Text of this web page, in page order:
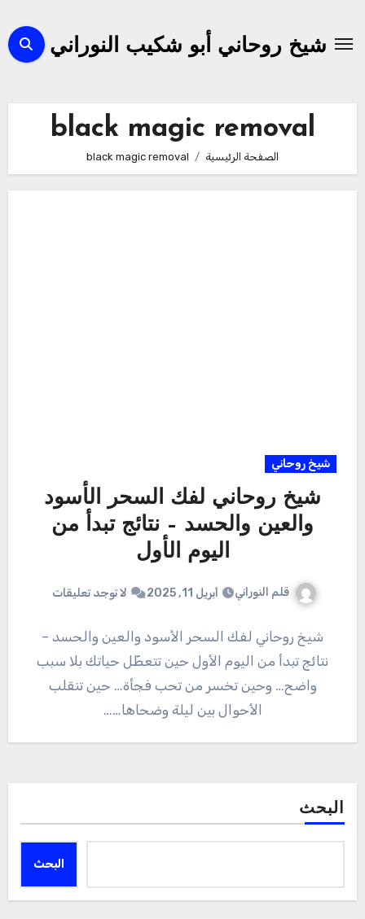
المحتوىشيخ روحاني أبو شكيب النوراني
black magic removal
الصفحة الرئيسية black magic removal
شيخ روحاني
شيخ روحاني لفك السحر الأسود
والعين والحسد – نتائج تبدأ من
اليوم الأول
قلم النوراني أبريل 11, 2025 لا توجد تعليقات
شيخ روحاني لفك السحر الأسود والعين والحسد –
نتائج تبدأ من اليوم الأول حين تتعطّل حياتك بلا سبب
واضح… وحين تخسر من تحب فجأة… حين تنقلب
الأحوال بين ليلة وضحاها……
البحث
البحث